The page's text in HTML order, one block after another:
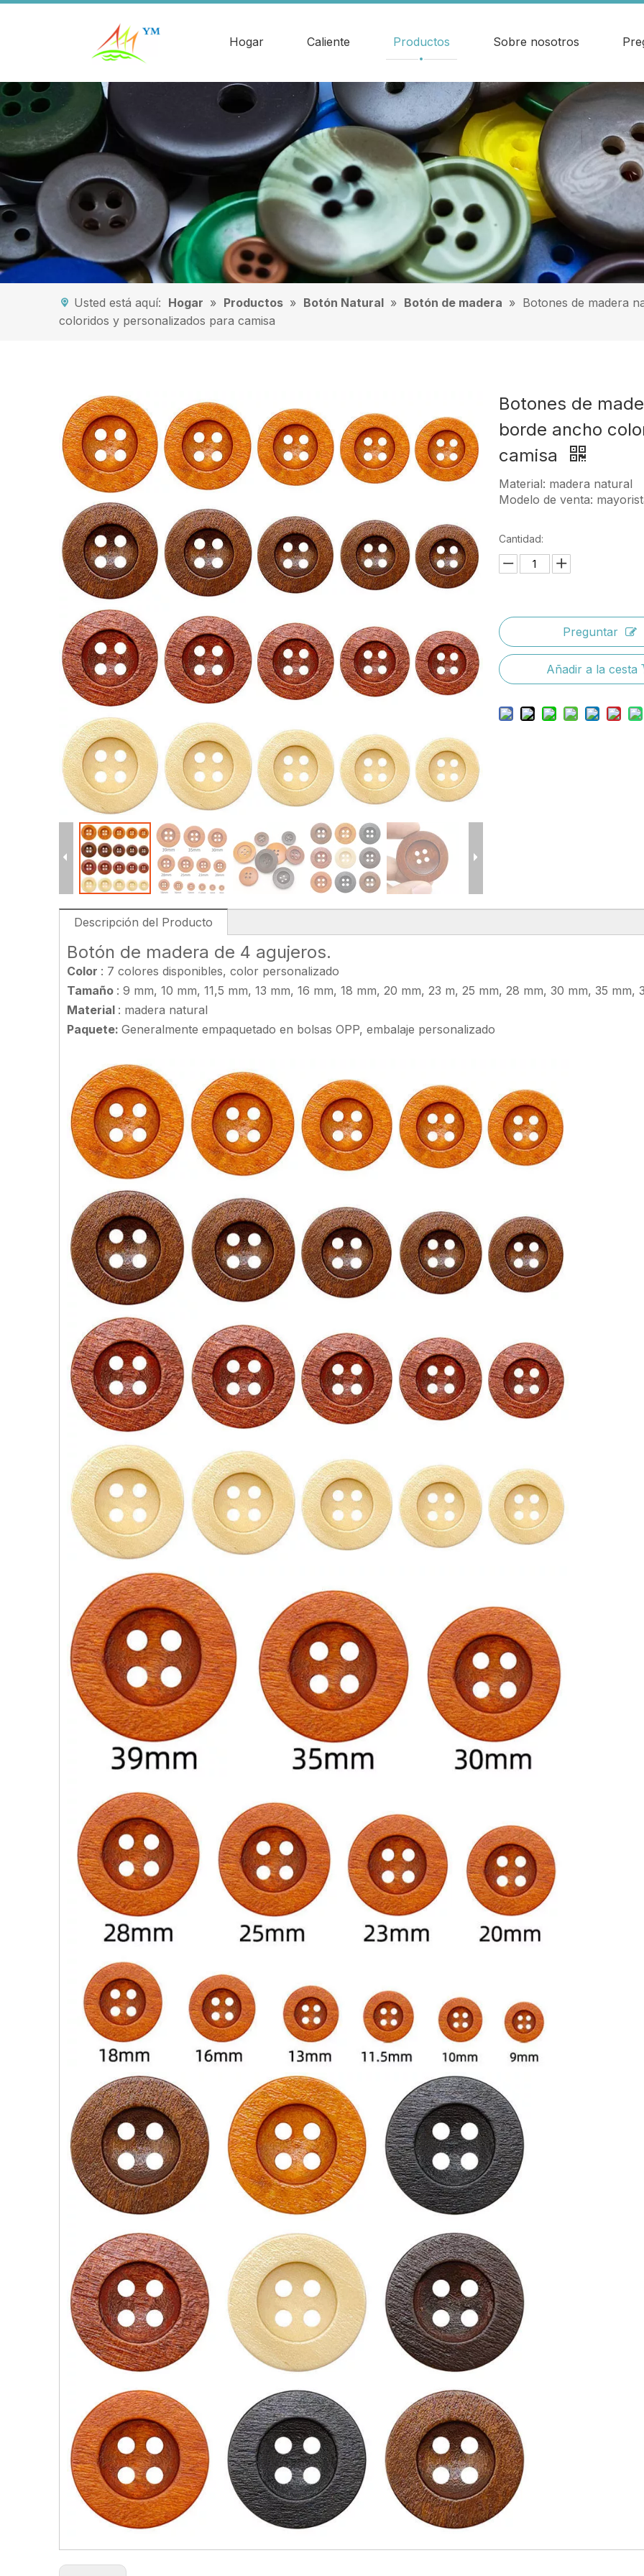
Hogar Caliente Productos Sobre nosotros
Usted está aquí: Hogar » Productos » Botón Natural » Botón de madera » Botones de madera
coloridos y personalizados para camisa
Botones de
borde ancho
camisa
Material: madera natural
Modelo de venta:
Cantidad:
Preguntar
Añadir a la cesta
Descripción del Producto
Botón de madera de 4 agujeros.
Color : 7 colores disponibles, color personalizado
Tamaño : 9 mm, 10 mm, 11,5 mm, 13 mm, 16 mm, 18 mm, 20 mm, 23 m, 25 mm, 28 mm, 30 mm, 35
Material : madera natural
Paquete: Generalmente empaquetado en bolsas OPP, embalaje personalizado